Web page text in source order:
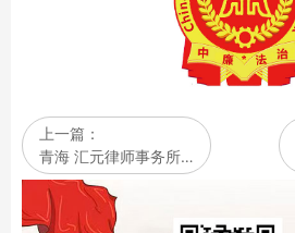
上一篇：
青海 汇元律师事务所…